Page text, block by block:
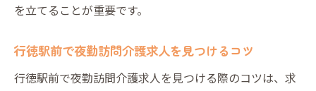
を立てることが重要です。
行徳駅前で夜勤訪問介護求人を見つけるコツ
行徳駅前で夜勤訪問介護求人を見つける際のコツは、求